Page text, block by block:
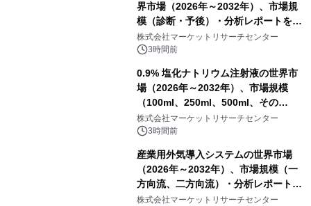
界市場（2026年～2032年）、市場規
模（診断・予後）・分析レポートを発
表
株式会社マーケットリサーチセンター
3時間前
0.9% 塩化ナトリウム注射液の世界市
場（2026年～2032年）、市場規模
（100ml、250ml、500ml、その
他）・分析レポートを発表
株式会社マーケットリサーチセンター
3時間前
産業用外気導入システムの世界市場
（2026年～2032年）、市場規模（一
方向流、二方向流）・分析レポートを
発表
株式会社マーケットリサーチセンター